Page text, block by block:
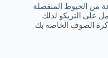
الخيوط المنفصلة
على التريكو لذلك
الصوف الخاصة بك